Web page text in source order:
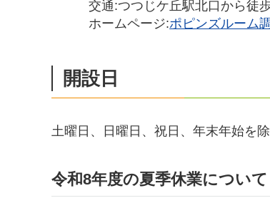
交通:つつじケ丘駅北口から徒
ホームページ:ポピンズルーム
開設日
土曜日、日曜日、祝日、年末年始を
令和8年度の夏季休業について